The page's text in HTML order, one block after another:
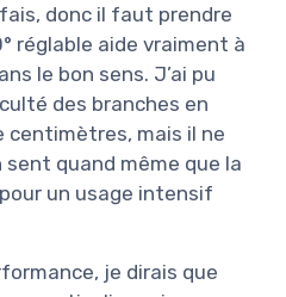
donc il faut prendre
réglable aide vraiment à
le bon sens. J’ai pu
des branches en
centimètres, mais il ne
quand même que la
un usage intensif
je dirais que